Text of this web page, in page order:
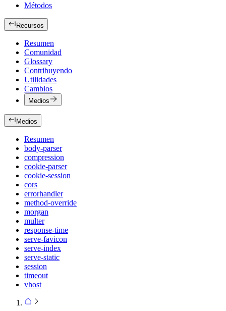
Métodos
Recursos
Resumen
Comunidad
Glossary
Contribuyendo
Utilidades
Cambios
Medios
Medios
Resumen
body-parser
compression
cookie-parser
cookie-session
cors
errorhandler
method-override
morgan
multer
response-time
serve-favicon
serve-index
serve-static
session
timeout
vhost